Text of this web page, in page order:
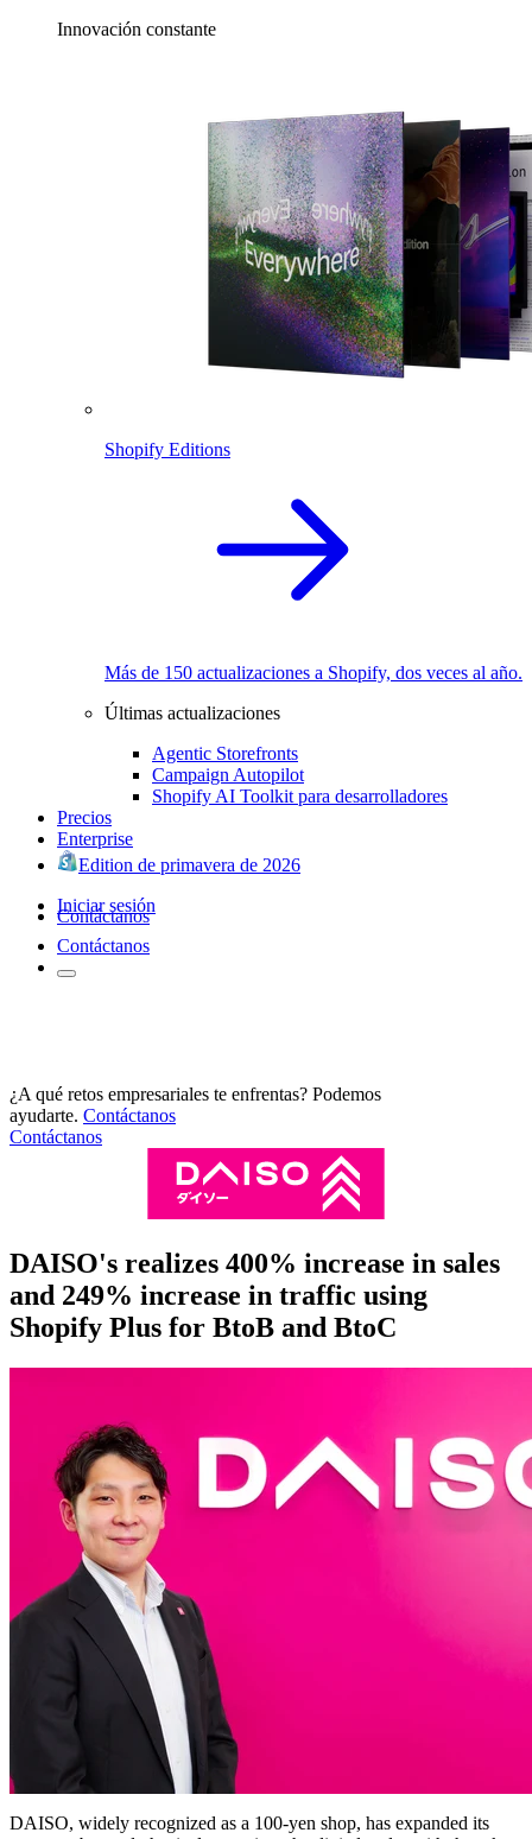
Innovación constante
Shopify Editions
Más de 150 actualizaciones a Shopify, dos veces al año.
Últimas actualizaciones
Agentic Storefronts
Campaign Autopilot
Shopify AI Toolkit para desarrolladores
Precios
Enterprise
Edition de primavera de 2026
Iniciar sesión
Contáctanos
Contáctanos
¿A qué retos empresariales te enfrentas? Podemos
ayudarte. Contáctanos
Contáctanos
DAISO's realizes 400% increase in sales
and 249% increase in traffic using
Shopify Plus for BtoB and BtoC
DAISO, widely recognized as a 100-yen shop, has expanded its